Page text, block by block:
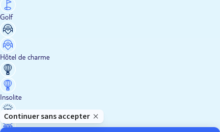
Golf
Hôtel de charme
Insolite